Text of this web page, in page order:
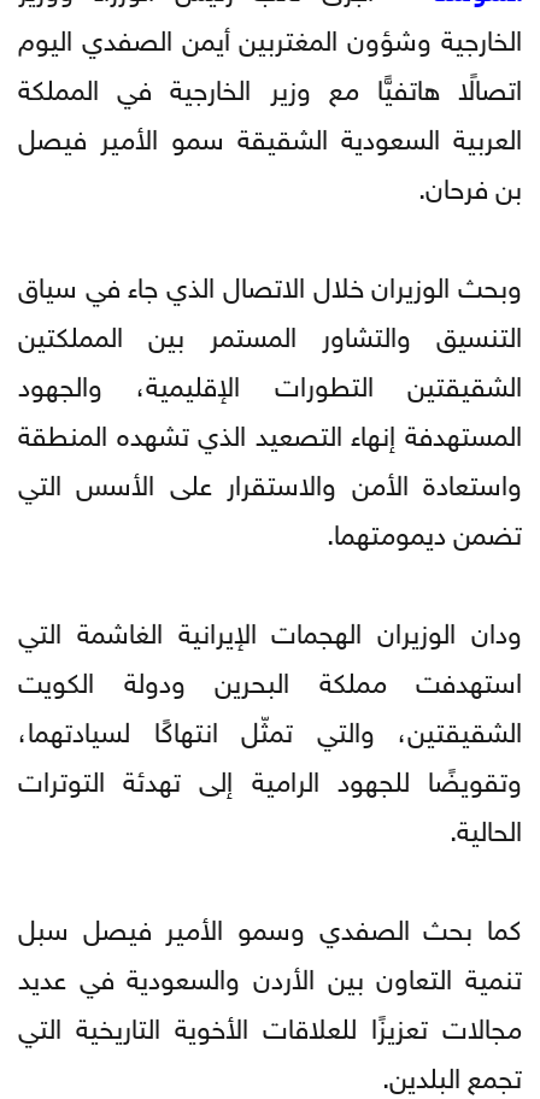
الخارجية وشؤون المغتربين أيمن الصفدي اليوم
اتصالًا هاتفيًّا مع وزير الخارجية في المملكة
العربية السعودية الشقيقة سمو الأمير فيصل
بن فرحان.
وبحث الوزيران خلال الاتصال الذي جاء في سياق
التنسيق والتشاور المستمر بين المملكتين
الشقيقتين التطورات الإقليمية، والجهود
المستهدفة إنهاء التصعيد الذي تشهده المنطقة
واستعادة الأمن والاستقرار على الأسس التي
تضمن ديمومتهما.
ودان الوزيران الهجمات الإيرانية الغاشمة التي
استهدفت مملكة البحرين ودولة الكويت
الشقيقتين، والتي تمثّل انتهاكًا لسيادتهما،
وتقويضًا للجهود الرامية إلى تهدئة التوترات
الحالية.
كما بحث الصفدي وسمو الأمير فيصل سبل
تنمية التعاون بين الأردن والسعودية في عديد
مجالات تعزيزًا للعلاقات الأخوية التاريخية التي
تجمع البلدين.